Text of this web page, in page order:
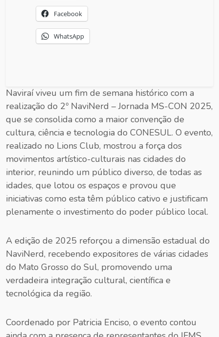
Facebook
WhatsApp
Naviraí viveu um fim de semana histórico com a
realização do 2º NaviNerd – Jornada MS-CON 2025,
que se consolida como a maior convenção de
cultura, ciência e tecnologia do CONESUL. O evento,
realizado no Lions Club, mostrou a força dos
movimentos artístico-culturais nas cidades do
interior, reunindo um público diverso, de todas as
idades, que lotou os espaços e provou que
iniciativas como esta têm público cativo e justificam
plenamente o investimento do poder público local.
A edição de 2025 reforçou a dimensão estadual do
NaviNerd, recebendo expositores de várias cidades
do Mato Grosso do Sul, promovendo uma
verdadeira integração cultural, científica e
tecnológica da região.
Coordenado por Patricia Enciso, o evento contou